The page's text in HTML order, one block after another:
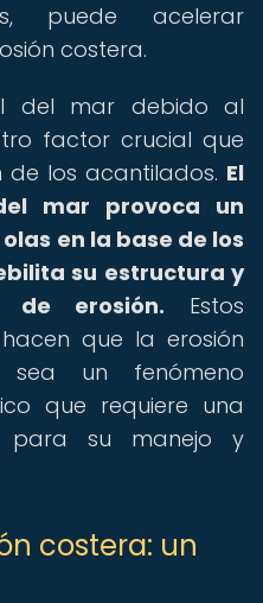
puede acelerar
costera.
del mar debido al
factor crucial que
los acantilados. El
mar provoca un
en la base de los
su estructura y
de erosión. Estos
que la erosión
un fenómeno
que requiere una
para su manejo y
costera: un